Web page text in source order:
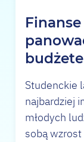
Studenckie
najbardziej
młodych
sobą